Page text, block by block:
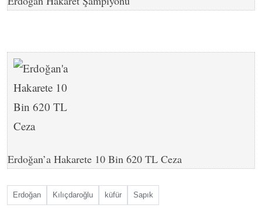
Erdoğan’a Hakarete 10 Bin 620 TL Ceza
Erdoğan Kılıçdaroğlu küfür Sapık